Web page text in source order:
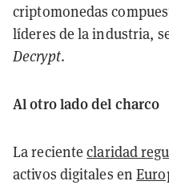
criptomonedas
líderes de la industria,
Decrypt.
Al otro lado del charco
La recienteclaridad
activos digitales en